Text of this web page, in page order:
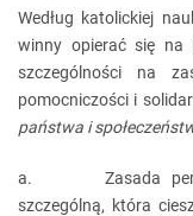
Według katolickiej
winny opierać się na
szczególności na
pomocniczości i
państwa i
a. Zasada
szczególną, która